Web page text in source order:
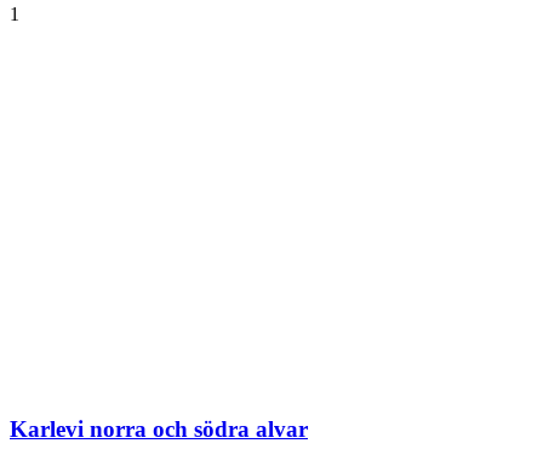
1
Karlevi norra och södra alvar